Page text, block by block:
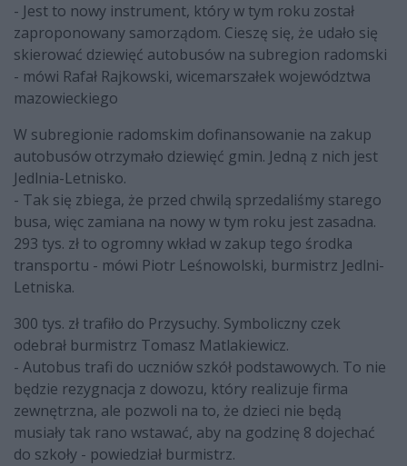
- Jest to nowy instrument, który w tym roku został
zaproponowany samorządom. Cieszę się, że udało się
skierować dziewięć autobusów na subregion radomski
- mówi Rafał Rajkowski, wicemarszałek województwa
mazowieckiego
W subregionie radomskim dofinansowanie na zakup
autobusów otrzymało dziewięć gmin. Jedną z nich jest
Jedlnia-Letnisko.
- Tak się zbiega, że przed chwilą sprzedaliśmy starego
busa, więc zamiana na nowy w tym roku jest zasadna.
293 tys. zł to ogromny wkład w zakup tego środka
transportu - mówi Piotr Leśnowolski, burmistrz Jedlni-
Letniska.
300 tys. zł trafiło do Przysuchy. Symboliczny czek
odebrał burmistrz Tomasz Matlakiewicz.
- Autobus trafi do uczniów szkół podstawowych. To nie
będzie rezygnacja z dowozu, który realizuje firma
zewnętrzna, ale pozwoli na to, że dzieci nie będą
musiały tak rano wstawać, aby na godzinę 8 dojechać
do szkoły - powiedział burmistrz.